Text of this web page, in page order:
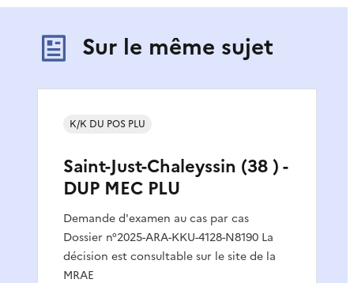
Sur le même sujet
Saint-Just-Chaleyssin (38 ) -
DUP MEC PLU
Demande d'examen au cas par cas
Dossier n°2025-ARA-KKU-4128-N8190 La
décision est consultable sur le site de la
MRAE
K/K DU POS PLU